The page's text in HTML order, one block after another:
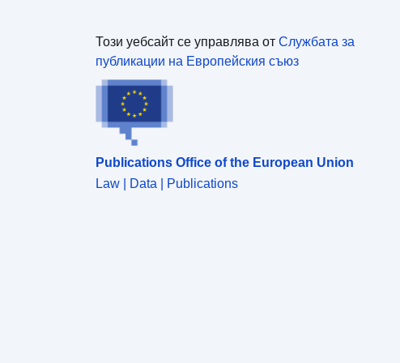
Този уебсайт се управлява от Службата за
публикации на Европейския съюз
Publications Office of the European Union
Law | Data | Publications